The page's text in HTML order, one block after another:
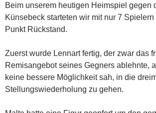
Beim unserem heutigen Heimspiel gegen
Künsebeck starteten wir mit nur 7
Punkt Rückstand.
Zuerst wurde Lennart fertig, der zwar das
Remisangebot seines Gegners ablehnte,
keine bessere Möglichkeit sah, in die
Stellungswiederholung zu gehen.